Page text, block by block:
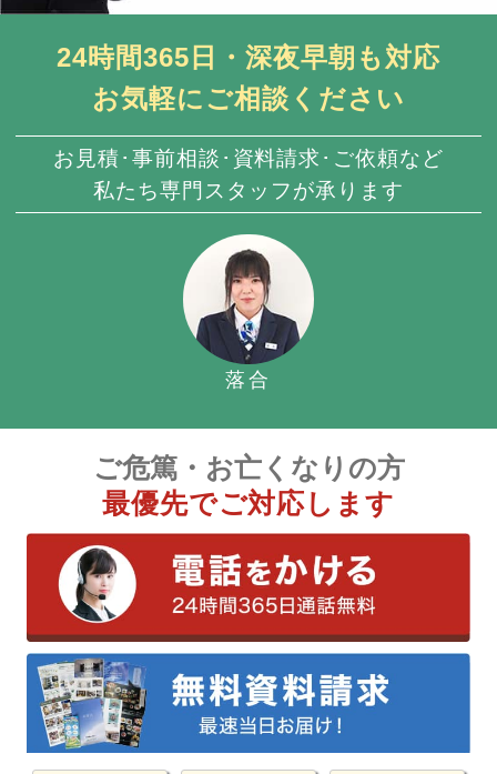
24時間365日・深夜早朝も対応
お気軽にご相談ください
お見積･事前相談･資料請求･ご依頼など
私たち専門スタッフが承ります
落合
ご危篤・お亡くなりの方
最優先でご対応します